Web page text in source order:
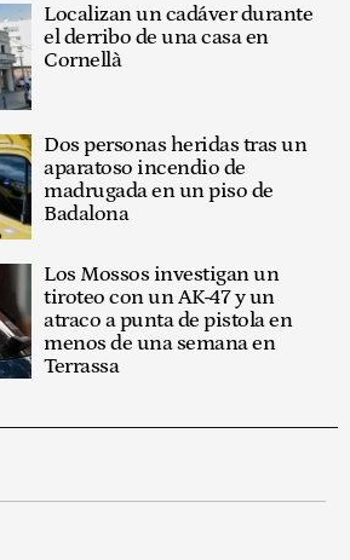
Localizan un cadáver durante
el derribo de una casa en
Cornellà
Dos personas heridas tras un
aparatoso incendio de
madrugada en un piso de
Badalona
Los Mossos investigan un
tiroteo con un AK-47 y un
atraco a punta de pistola en
menos de una semana en
Terrassa